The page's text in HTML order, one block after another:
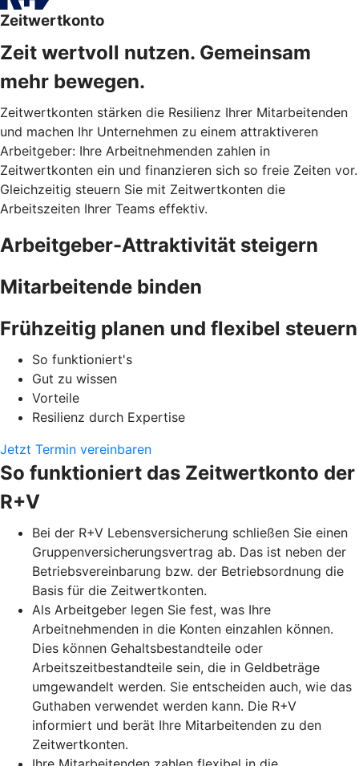
Zeitwertkonto
Zeit wertvoll nutzen. Gemeinsam
mehr bewegen.
Zeitwertkonten stärken die Resilienz Ihrer Mitarbeitenden
und machen Ihr Unternehmen zu einem attraktiveren
Arbeitgeber: Ihre Arbeitnehmenden zahlen in
Zeitwertkonten ein und finanzieren sich so freie Zeiten vor.
Gleichzeitig steuern Sie mit Zeitwertkonten die
Arbeitszeiten Ihrer Teams effektiv.
Arbeitgeber-Attraktivität steigern
Mitarbeitende binden
Frühzeitig planen und flexibel steuern
So funktioniert's
Gut zu wissen
Vorteile
Resilienz durch Expertise
Jetzt Termin vereinbaren
So funktioniert das Zeitwertkonto der
R+V
Bei der R+V Lebensversicherung schließen Sie einen
Gruppenversicherungsvertrag ab. Das ist neben der
Betriebsvereinbarung bzw. der Betriebsordnung die
Basis für die Zeitwertkonten.
Als Arbeitgeber legen Sie fest, was Ihre
Arbeitnehmenden in die Konten einzahlen können.
Dies können Gehaltsbestandteile oder
Arbeitszeitbestandteile sein, die in Geldbeträge
umgewandelt werden. Sie entscheiden auch, wie das
Guthaben verwendet werden kann. Die R+V
informiert und berät Ihre Mitarbeitenden zu den
Zeitwertkonten.